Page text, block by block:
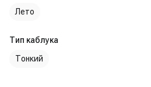
Лето
Тип каблука
Тонкий